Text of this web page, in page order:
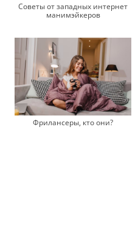
Советы от западных интернет
манимэйкеров
Фрилансеры, кто они?